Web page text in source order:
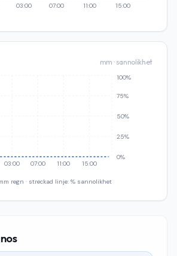
03:00 07:00 11:00 15:00
mm · sannolikhet
03:00 07:00 11:00 15:00
0%
25%
50%
75%
100%
regn · streckad linje: % sannolikhet